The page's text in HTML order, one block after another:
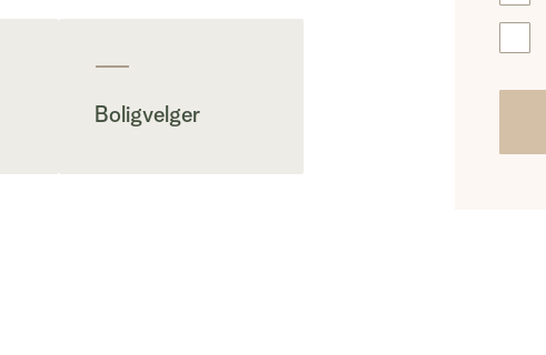
Boligvelger